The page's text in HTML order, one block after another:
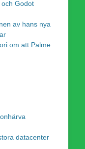
Godot
av hans nya
om att Palme
datacenter